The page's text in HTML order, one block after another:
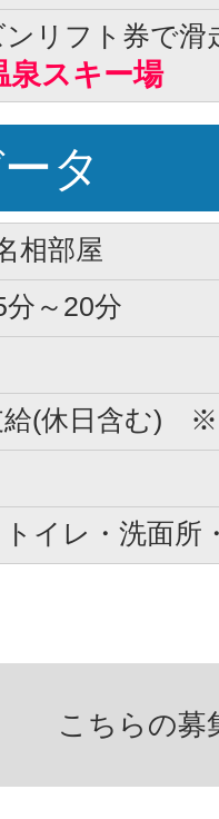
ンリフト券で滑
泉スキー場
タ
相部屋
分～20分
給(休日含む)
イレ・洗面
こちらの募